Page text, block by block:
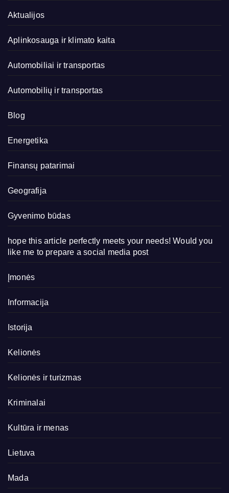
Aktualijos
Aplinkosauga ir klimato kaita
Automobiliai ir transportas
Automobilių ir transportas
Blog
Energetika
Finansų patarimai
Geografija
Gyvenimo būdas
hope this article perfectly meets your needs! Would you
like me to prepare a social media post
Įmonės
Informacija
Istorija
Kelionės
Kelionės ir turizmas
Kriminalai
Kultūra ir menas
Lietuva
Mada